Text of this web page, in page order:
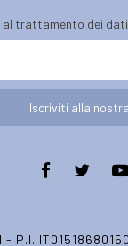
trattamento dei
Iscriviti alla